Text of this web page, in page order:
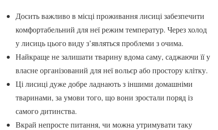
Досить важливо в місці проживання лисиці забезпечити
комфортабельний для неї режим температур. Через холод
у лисиць цього виду з’являться проблеми з очима.
Найкраще не залишати тварину вдома саму, саджаючи її у
власне організований для неї вольєр або простору клітку.
Ці лисиці дуже добре ладнають з іншими домашніми
тваринами, за умови того, що вони зростали поряд із
самого дитинства.
Вкрай непросте питання, чи можна утримувати таку